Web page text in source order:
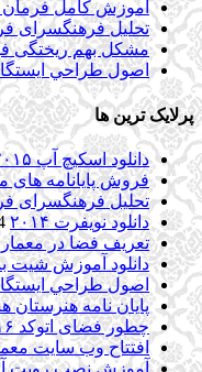
آموزش کامل فرمان Scale در اتوکد
تحلیل فرهنگسرای
مشکل بهم ریختگی
اصول طراحي
پرلایک ترین ها
دانلود اسکیچ آپ ۲۰۱۵
فروش پایانامه های
تحلیل فرهنگسرای
دانلود نویفرت ۲۰۱۴
14
تعریف فضا در
دانلود آموزش شیت
اصول طراحي
پایان نامه هنرستان
چطور فضای اتوکد ۲۰۱۶ را کلاسیک کنیم؟
افتتاح وب سایت
آموزش نصب رویت